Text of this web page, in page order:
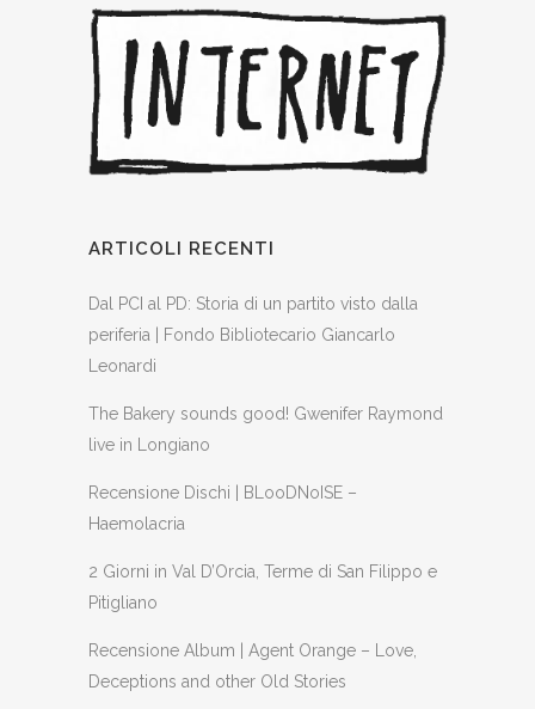
ARTICOLI RECENTI
Dal PCI al PD: Storia di un partito visto dalla
periferia | Fondo Bibliotecario Giancarlo
Leonardi
The Bakery sounds good! Gwenifer Raymond
live in Longiano
Recensione Dischi | BLooDNoISE –
Haemolacria
2 Giorni in Val D’Orcia, Terme di San Filippo e
Pitigliano
Recensione Album | Agent Orange – Love,
Deceptions and other Old Stories